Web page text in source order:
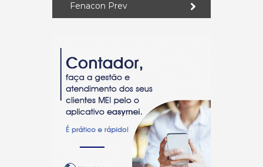
Fenacon Prev